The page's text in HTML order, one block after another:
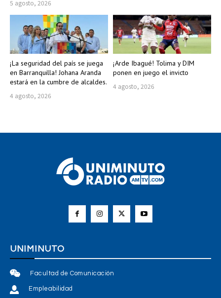
5 agosto, 2026
¡La seguridad del país se juega
en Barranquilla! Johana Aranda
estará en la cumbre de alcaldes.
4 agosto, 2026
¡Arde Ibagué! Tolima y DIM
ponen en juego el invicto
4 agosto, 2026
UNIMINUTO
Facultad de Comunicación
Empleabilidad